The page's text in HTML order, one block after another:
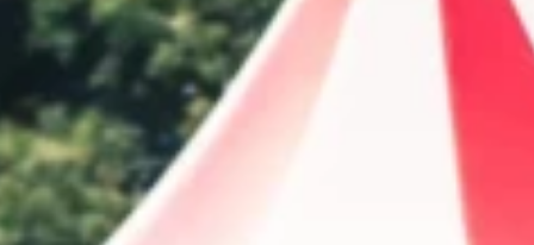
JEUXDI BY PARISLONGCHAMP
JEUXDI BY PARISLONGCHAMP
LA GARDEN PARTY - CYGAMES GRAND PRIX DE PARIS -
14 JUILLET
LA GARDEN PARTY - CYGAMES GRAND PRIX DE PARIS -
14 JUILLET
TOUS NOS ÉVÉNEMENTS